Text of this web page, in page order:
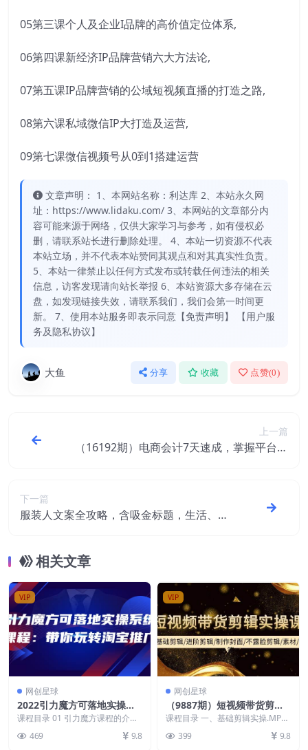
05第三课个人及企业I品牌的高价值定位体系,
06第四课新经济IP品牌营销六大方法论,
07第五课IP品牌营销的公域短视频直播的打造之路,
08第六课私域微信IP大打造及运营,
09第七课微信视频号从0到1搭建运营
文章声明： 1、本网站名称：利达库 2、本站永久网
址：https://www.lidaku.com/ 3、本网站的文章部分内
容可能来源于网络，仅供大家学习与参考，如有侵权必
删，请联系站长进行删除处理。 4、本站一切资源不代表
本站立场，并不代表本站赞同其观点和对其真实性负责。
5、本站一律禁止以任何方式发布或转载任何违法的相关
信息，访客发现请向站长举报 6、本站资源大多存储在云
盘，如发现链接失效，请联系我们，我们会第一时间更
新。 7、使用本站服务即表示同意【免责声明】 【用户服
务及隐私协议】
大鱼 分享 收藏 点赞(0)
上一篇
（16192期）电商会计7天速成，掌握平台取
下一篇
服装人文案全攻略，含吸金标题，生活、专
相关文章
VIP
网创星球
2022引力魔方可落地实操系
统课程：带你玩转淘宝推广
（12节课）
课程目录 01 引力魔方课程的介绍
若异和投放选...
469 9.8
VIP
网创星球
（9887期）短视频带货剪辑
实操课：基础剪辑/进阶剪辑/
制作封面/不露脸剪辑/素材/
等等
课程目录 一、基础剪辑实操.MP4
三、如何制...
399 9.8